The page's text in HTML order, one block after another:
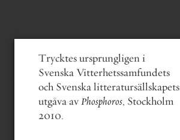
Trycktes ursprungligen i
Svenska Vitterhetssamfundets
och Svenska litteratursällskapets
utgåva avPhosphoros, Stockholm
2010.
”En gigantisk Journal” – om
utgivningen av Phosphoros
(2010)